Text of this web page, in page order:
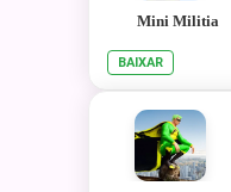
Mini Militia
BAIXAR